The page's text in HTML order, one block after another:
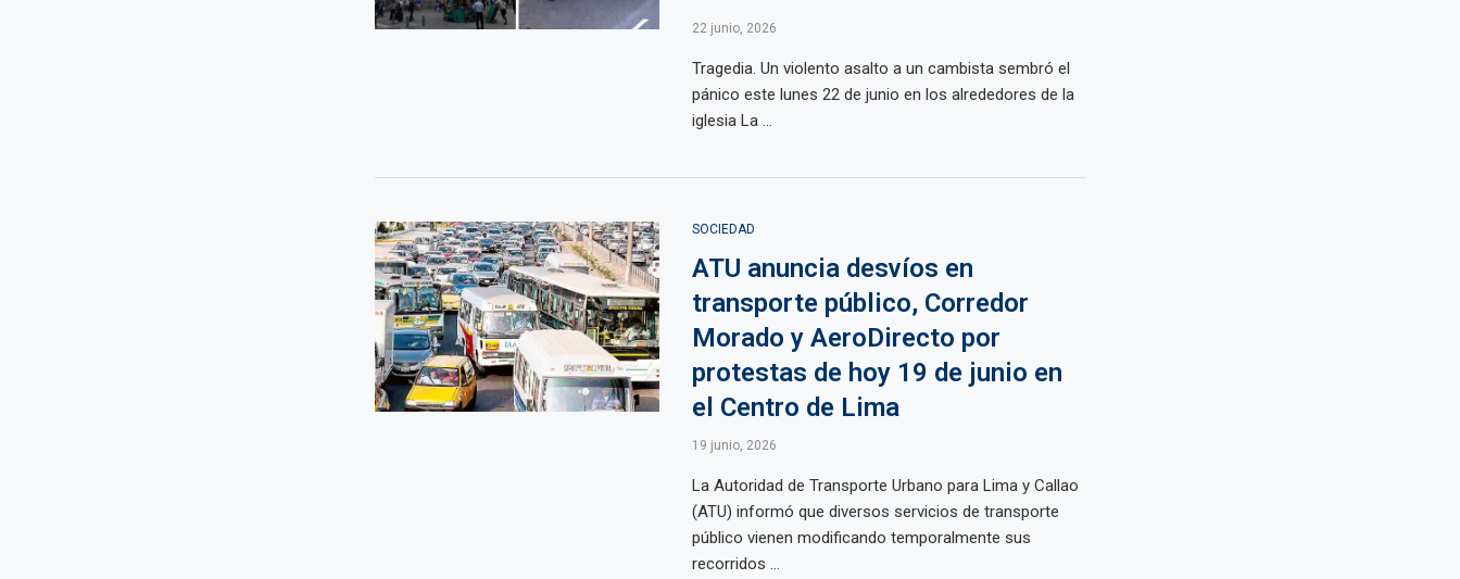
22 junio, 2026
Tragedia. Un violento asalto a un cambista sembró el
pánico este lunes 22 de junio en los alrededores de la
iglesia La ...
SOCIEDAD
ATU anuncia desvíos en
transporte público, Corredor
Morado y AeroDirecto por
protestas de hoy 19 de junio en
el Centro de Lima
19 junio, 2026
La Autoridad de Transporte Urbano para Lima y Callao
(ATU) informó que diversos servicios de transporte
público vienen modificando temporalmente sus
recorridos ...